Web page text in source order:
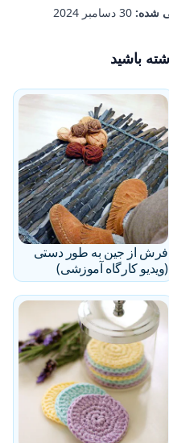
شده: 30 دسامبر 2024
باشید
فرش از جین به طور دستی
(ویدیو کارگاه آموزشی)